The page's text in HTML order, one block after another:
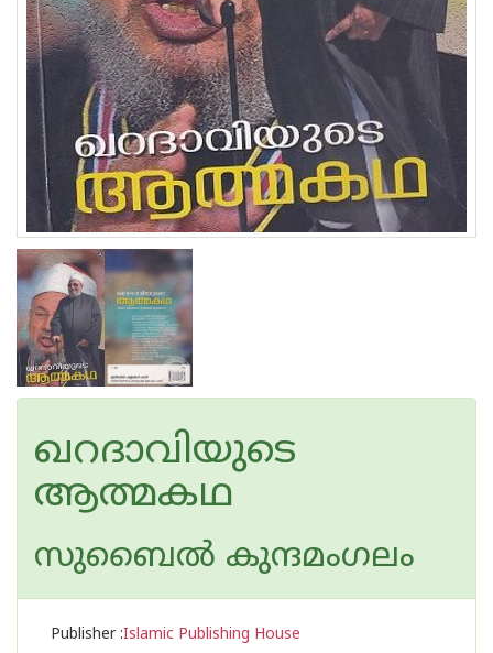
ഖറദാവിയുടെ
ആത്മകഥ
സുബൈല്‍ കുന്ദമംഗലം
Publisher :Islamic Publishing House